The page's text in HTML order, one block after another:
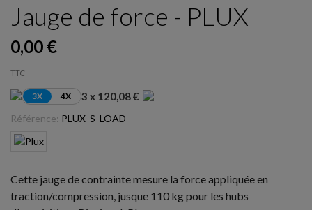
Jauge de force - PLUX
0,00 €
TTC
3X 4X 3 x 120,08 €
Référence: PLUX_S_LOAD
Cette jauge de contrainte mesure la force appliquée en
traction/compression, jusque 110 kg pour les hubs